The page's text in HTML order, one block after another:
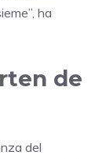
ha
de
del